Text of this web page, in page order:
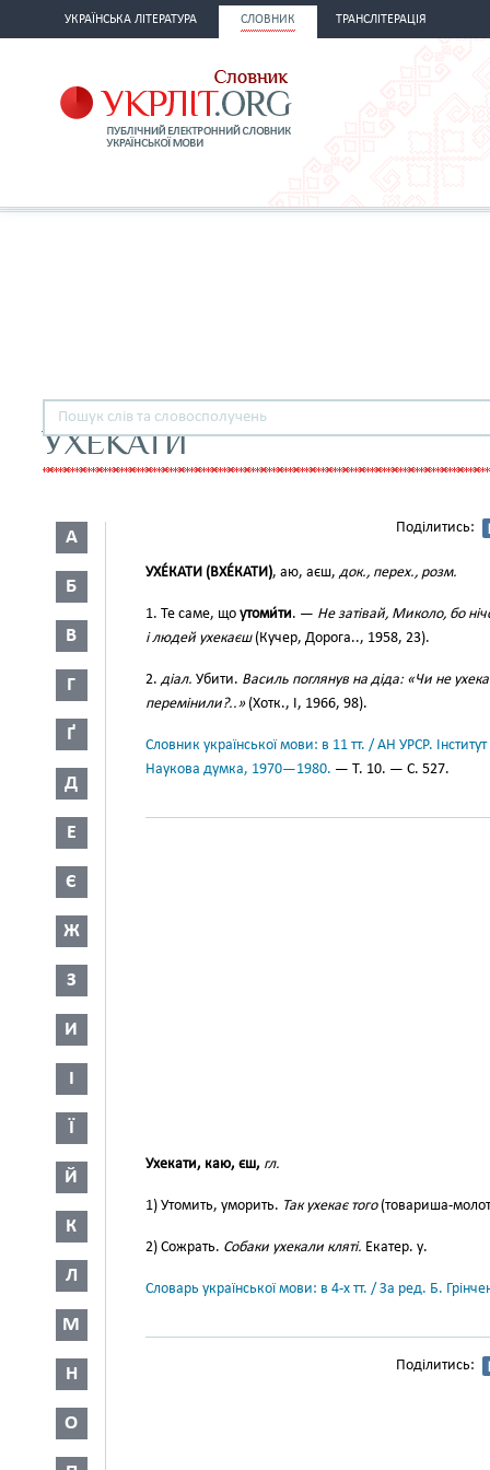
УКРАЇНСЬКА ЛІТЕРАТУРА СЛОВНИК ТРАНСЛІТЕРАЦІЯ
УХЕКАТИ
А
Б
В
Г
Ґ
Д
Е
Є
Ж
З
И
І
Ї
Й
К
Л
М
Н
О
Поділитись:
УХЕ́КАТИ (ВХЕ́КАТИ), аю, аєш, док., перех., розм.
1. Те саме, що утоми́ти. — Не затівай, Миколо, бо
і людей ухекаєш(Кучер, Дорога.., 1958, 23).
2. діал. Убити. Василь поглянув на діда: «Чи не
перемінили?..»(Хотк., І, 1966, 98).
Словник української мови: в 11 тт. / АН УРСР.
Наукова думка, 1970—1980. — Т. 10. — С. 527.
Ухекати, каю, єш, гл.
1) Утомить, уморить. Так ухекає того(товариша-
2) Сожрать. Собаки ухекали кляті. Екатер. у.
Словарь української мови: в 4-х тт. / За ред. Б.
Поділитись: